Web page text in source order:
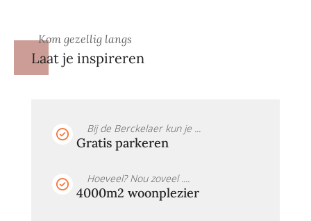
Kom gezellig langs
Laat je inspireren
Bij de Berckelaer kun je ...
Gratis parkeren
Hoeveel? Nou zoveel ....
4000m2 woonplezier